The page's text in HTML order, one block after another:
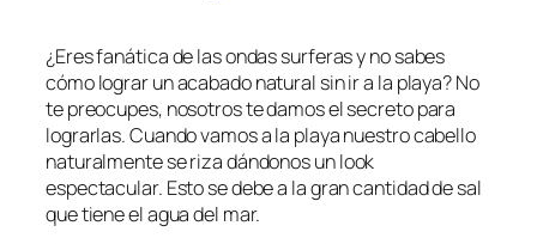
¿Eres fanática de las ondas surferas y no sabes
cómo lograr un acabado natural sin ir a la playa? No
te preocupes, nosotros te damos el secreto para
lograrlas. Cuando vamos a la playa nuestro cabello
naturalmente se riza dándonos unlook
espectacular. Esto se debe a la gran cantidad de sal
que tiene el agua del mar.